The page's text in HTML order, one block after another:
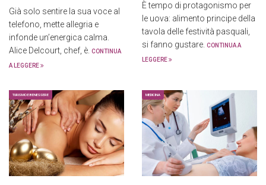
Già solo sentire la sua voce al
telefono, mette allegria e
infonde un’energica calma.
Alice Delcourt, chef, è. CONTINUA
A LEGGERE
È tempo di protagonismo per
le uova: alimento principe della
tavola delle festività pasquali,
si fanno gustare. CONTINUA A
LEGGERE
TURISMO E BENESSERE MEDICINA